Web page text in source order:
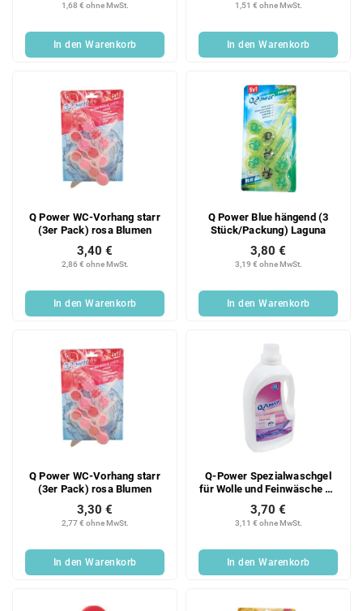
1,68 € ohne MwSt.
In den Warenkorb
1,51 € ohne MwSt.
In den Warenkorb
Q Power WC-Vorhang starr
(3er Pack) rosa Blumen
2,86 € ohne MwSt.
3,40 €
In den Warenkorb
Q Power Blue hängend (3
Stück/Packung) Laguna
3,19 € ohne MwSt.
3,80 €
In den Warenkorb
Q Power WC-Vorhang starr
(3er Pack) rosa Blumen
2,77 € ohne MwSt.
3,30 €
In den Warenkorb
Q-Power Spezialwaschgel
für Wolle und Feinwäsche 25
3,11 € ohne MwSt.
3,70 €
In den Warenkorb